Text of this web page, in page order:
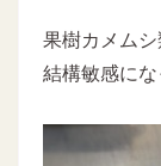
果樹カメム
結構敏感に